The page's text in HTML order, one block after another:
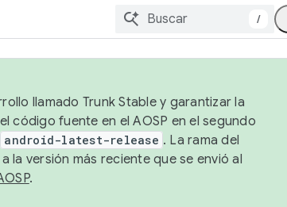
/
llamado Trunk Stable y garantizar la
código fuente en el AOSP en el segundo
android-latest-release . La rama del
la versión más reciente que se envió al
.